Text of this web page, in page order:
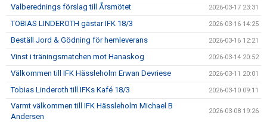
Valberednings förslag till Årsmötet 2026-03-17 23:31
TOBIAS LINDEROTH gästar IFK 18/3 2026-03-16 14:25
Beställ Jord & Gödning för hemleverans 2026-03-16 12:21
Vinst i träningsmatchen mot Hanaskog 2026-03-14 20:52
Välkommen till IFK Hässleholm Erwan Devriese 2026-03-11 20:01
Tobias Linderoth till IFKs Kafé 18/3 2026-03-10 09:11
Varmt välkommen till IFK Hässleholm Michael B
Andersen
2026-03-08 19:26